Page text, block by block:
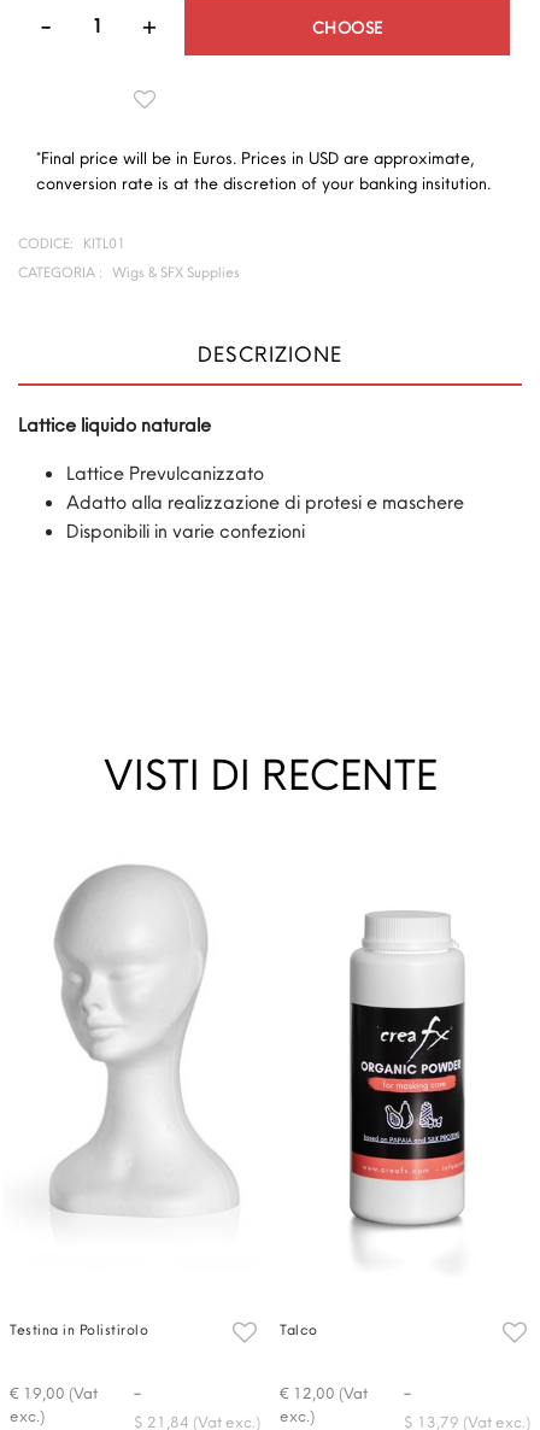
CHOOSE
*Final price will be in Euros. Prices in USD are approximate,
conversion rate is at the discretion of your banking insitution.
CODICE:
KITL01
CATEGORIA :
Wigs & SFX Supplies
DESCRIZIONE
Lattice liquido naturale
Lattice Prevulcanizzato
Adatto alla realizzazione di protesi e maschere
Disponibili in varie confezioni
VISTI DI RECENTE
Testina in Polistirolo
€ 19,00 (Vat
exc.)
-
$ 21,84 (Vat exc.)
Talco
€ 12,00 (Vat
exc.)
-
$ 13,79 (Vat exc.)